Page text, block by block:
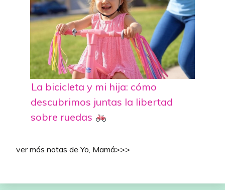
La bicicleta y mi hija: cómo
descubrimos juntas la libertad
sobre ruedas
ver más notas de Yo, Mamá>>>